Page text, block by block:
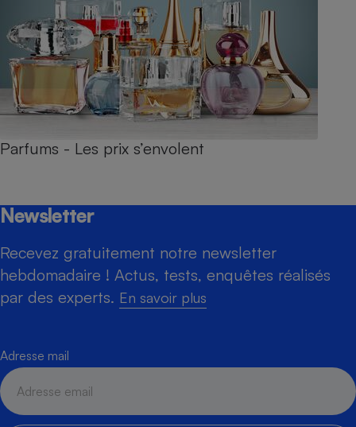
Parfums - Les prix s’envolent
Newsletter
Recevez gratuitement notre newsletter
hebdomadaire ! Actus, tests, enquêtes réalisés
par des experts. En savoir plus
Adresse mail